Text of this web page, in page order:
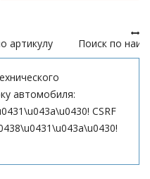
артикулу Поиск по
автомобиля:
CSRF